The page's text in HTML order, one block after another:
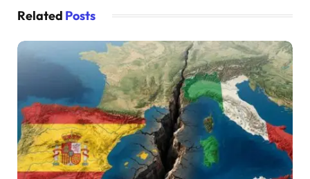
Related Posts